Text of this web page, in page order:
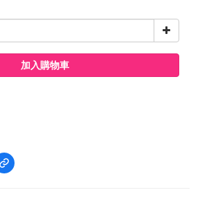
加入購物車